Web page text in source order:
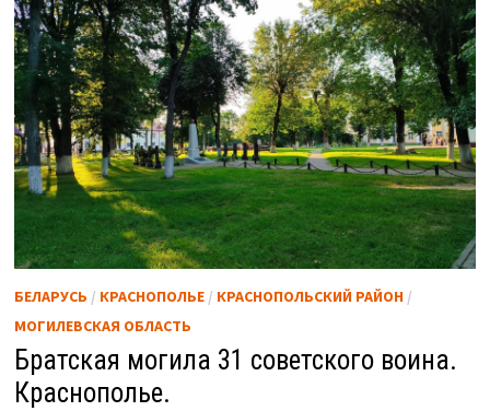
БЕЛАРУСЬ / КРАСНОПОЛЬЕ/ КРАСНОПОЛЬСКИЙ РАЙОН/
МОГИЛЕВСКАЯ ОБЛАСТЬ
Братская могила 31 советского воина.
Краснополье.